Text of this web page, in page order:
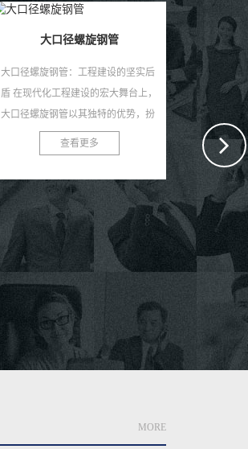
作打桩管用螺旋钢管
随着建筑行业的不断发展，打桩工程
成为了建筑项目中的重要环节。为了
满足打桩工程的需求，我们推出了高
效、耐用、安全的作打桩管用螺旋钢
管。 作打桩管用...
螺旋钢管：
旋钢管又称螺
钢卷为原料
自动双丝双
材，焊缝呈
MORE